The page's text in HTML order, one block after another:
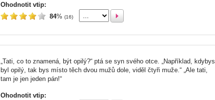
Ohodnotit vtip:
84% (16)
„Tati, co to znamená, být opilý?“ ptá se syn svého otce. „Například, kdybys
byl opilý, tak bys místo těch dvou mužů dole, viděl čtyři muže.“ „Ale tati,
tam je jen jeden pán!“
Ohodnotit vtip: